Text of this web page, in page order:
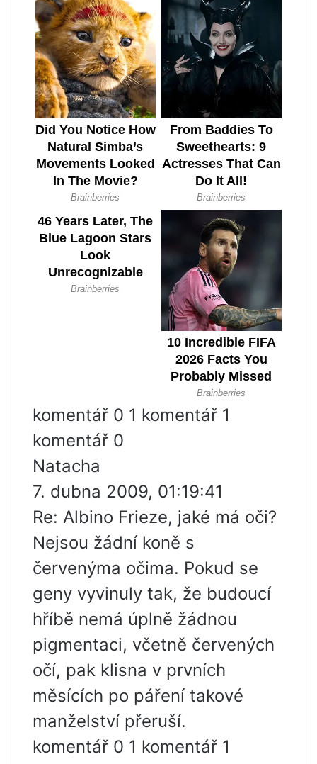
komentář 0 1 komentář 1
komentář 0
Natacha
7. dubna 2009, 01:19:41
Re: Albino Frieze, jaké má oči?
Nejsou žádní koně s
červenýma očima. Pokud se
geny vyvinuly tak, že budoucí
hříbě nemá úplně žádnou
pigmentaci, včetně červených
očí, pak klisna v prvních
měsících po páření takové
manželství přeruší.
komentář 0 1 komentář 1